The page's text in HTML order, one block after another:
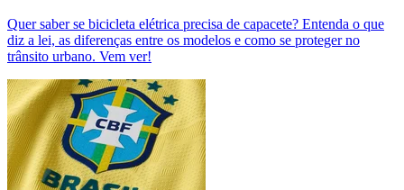
Quer saber se bicicleta elétrica precisa de capacete? Entenda o que
diz a lei, as diferenças entre os modelos e como se proteger no
trânsito urbano. Vem ver!